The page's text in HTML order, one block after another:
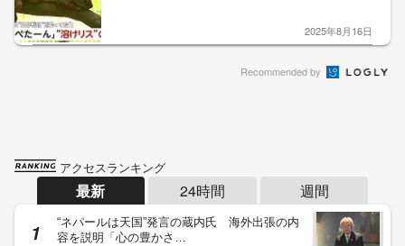
2025年8月16日
Recommended by
アクセスランキング
最新 24時間 週間
“ネパールは天国”発言の蔵内氏 海外出張の内
容を説明「心の豊かさ…